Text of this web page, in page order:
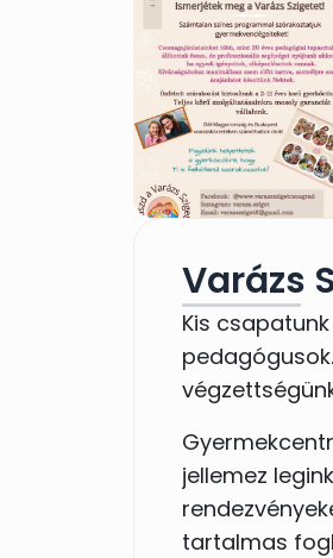
Varázs
Kis
jellemez
tartalmas